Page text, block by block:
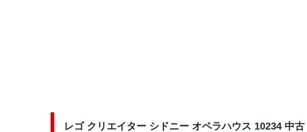
レゴ クリエイター シドニー オペラハウス 10234 中古